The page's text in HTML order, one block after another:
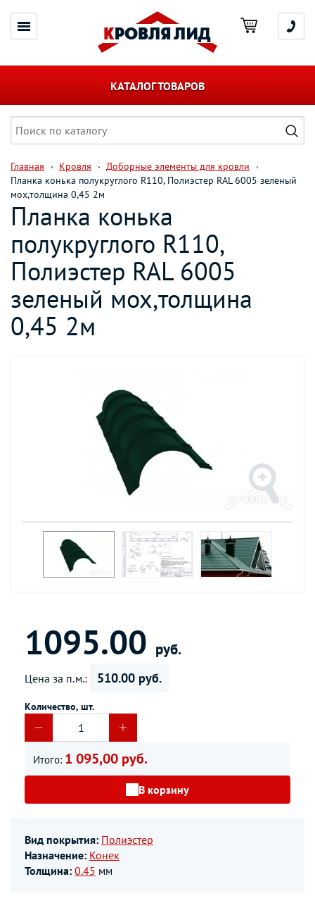
КАТАЛОГ ТОВАРОВ
Главная Кровля
Доборные элементы для кровли
Планка конька полукруглого R110, Полиэстер RAL 6005 зеленый
мох,толщина 0,45 2м
Планка конька
полукруглого R110,
Полиэстер RAL 6005
зеленый мох,толщина
0,45 2м
1095.00 руб.
Цена за п.м.: 510.00 руб.
Количество, шт.
Итого: 1 095,00 руб.
В корзину
Вид покрытия: Полиэстер
Назначение: Конек
Толщина: 0.45 мм